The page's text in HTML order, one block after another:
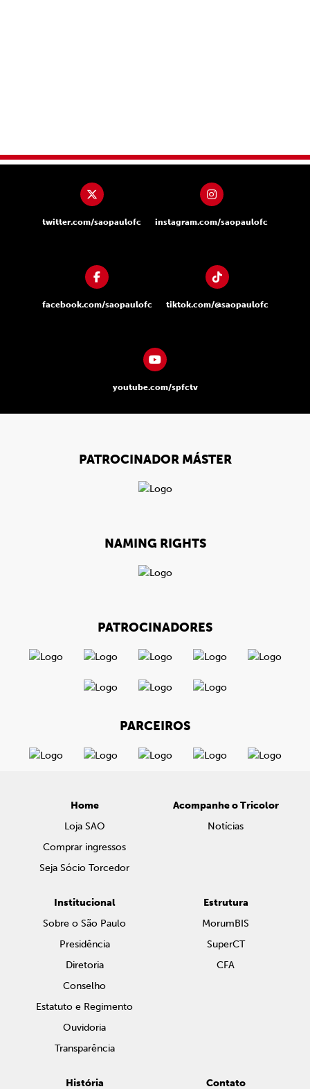
twitter.com/saopaulofc instagram.com/saopaulofc
facebook.com/saopaulofc tiktok.com/@saopaulofc
youtube.com/spfctv
PATROCINADOR MÁSTER
NAMING RIGHTS
PATROCINADORES
PARCEIROS
Home
Loja SAO
Comprar ingressos
Seja Sócio Torcedor
Acompanhe o Tricolor
Notícias
Institucional
Sobre o São Paulo
Presidência
Diretoria
Conselho
Estatuto e Regimento
Ouvidoria
Transparência
Estrutura
MorumBIS
SuperCT
CFA
História Contato